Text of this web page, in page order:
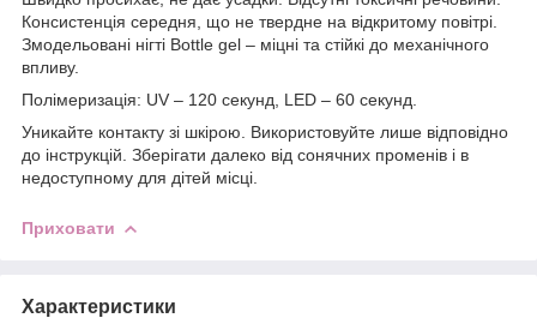
Консистенція середня, що не твердне на відкритому повітрі.
Змодельовані нігті Bottle gel – міцні та стійкі до механічного
впливу.
Полімеризація: UV – 120 секунд, LED – 60 секунд.
Уникайте контакту зі шкірою. Використовуйте лише відповідно
до інструкцій. Зберігати далеко від сонячних променів і в
недоступному для дітей місці.
Приховати
Характеристики